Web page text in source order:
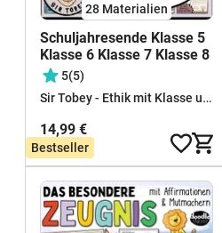
28 Materialien
Schuljahresende Klasse 5
Klasse 6 Klasse 7 Klasse 8
5(5)
Sir Tobey - Ethik mit Klasse und alles zum Schulstart
14,99 €
80,72 €
Bestseller